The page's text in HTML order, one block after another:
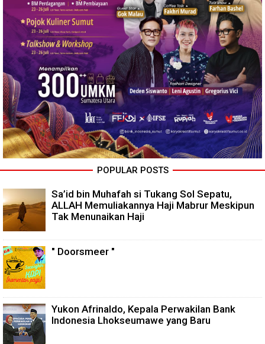
POPULAR POSTS
Sa’id bin Muhafah si Tukang Sol Sepatu,
ALLAH Memuliakannya Haji Mabrur Meskipun
Tak Menunaikan Haji
" Doorsmeer "
Yukon Afrinaldo, Kepala Perwakilan Bank
Indonesia Lhokseumawe yang Baru